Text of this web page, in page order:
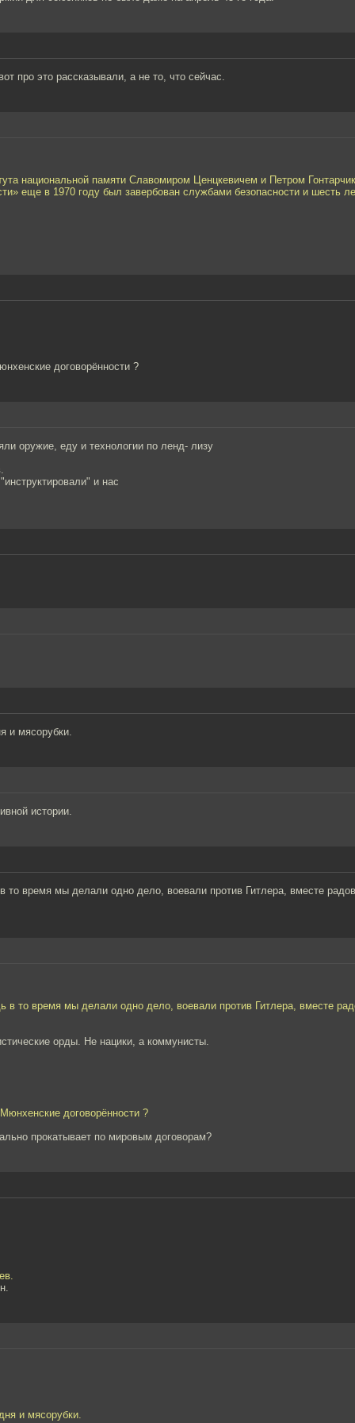
про это рассказывали, а не то, что сейчас.
национальной памяти Славомиром Ценцкевичем и Петром
еще в 1970 году был завербован службами безопасности и шесть
договорённости ?
оружие, еду и технологии по ленд- лизу
и нас
и мясорубки.
истории.
время мы делали одно дело, воевали против Гитлера, вместе
то время мы делали одно дело, воевали против Гитлера, вместе
орды. Не нацики, а коммунисты.
договорённости ?
прокатывает по мировым договорам?
и мясорубки.